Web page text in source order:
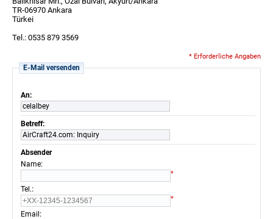
TR-06970 Ankara
Türkei
Tel.: 0535 879 3569
* Erforderliche Angaben
E-Mail versenden
An:
celalbey
Betreff:
AirCraft24.com: Inquiry
Absender
Name:
*
Tel.:
*
Email :